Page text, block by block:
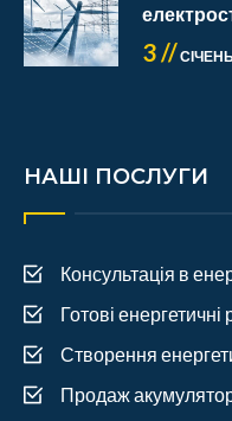
3 //
НАШІ ПОСЛУГИ
Консультація в
Готові енергетичні
Створення
Продаж